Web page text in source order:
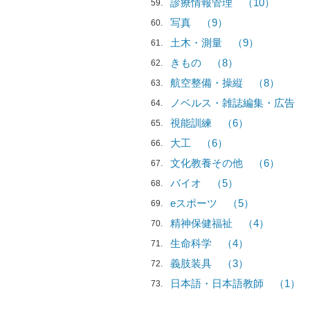
59 診療情報管理 （10）
60 写真 （9）
61 土木・測量 （9）
62 きもの （8）
63 航空整備・操縦 （8）
64 ノベルス・雑誌編集・広告
65 視能訓練 （6）
66 大工 （6）
67 文化教養その他 （6）
68 バイオ （5）
69 eスポーツ （5）
70 精神保健福祉 （4）
71 生命科学 （4）
72 義肢装具 （3）
73 日本語・日本語教師 （1）